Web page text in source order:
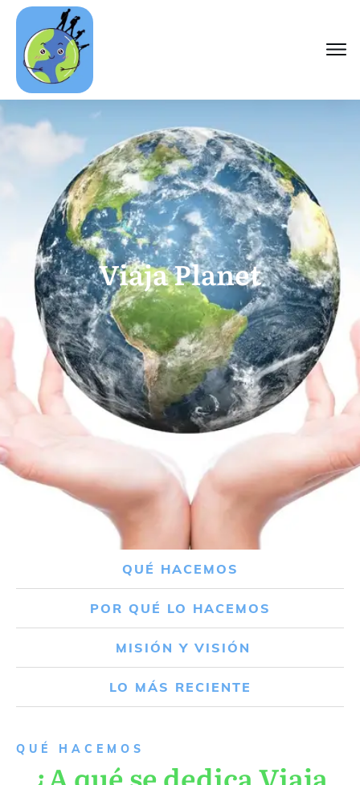
Viaja Planet
QUÉ HACEMOS
POR QUÉ LO HACEMOS
MISIÓN Y VISIÓN
LO MÁS RECIENTE
QUÉ HACEMOS
¿A qué se dedica Viaja